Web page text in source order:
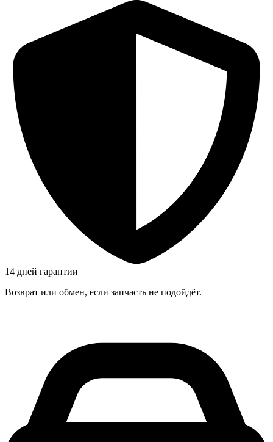
14 дней гарантии
Возврат или обмен, если запчасть не подойдёт.